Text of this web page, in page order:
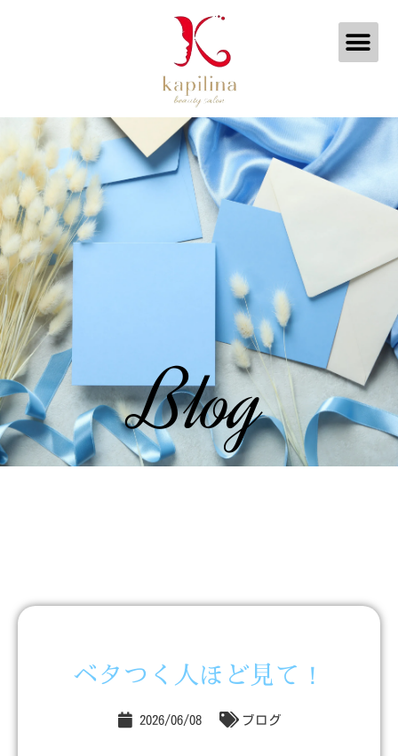
メ
ニ
ュ
Blog
ベタつく人ほど見て！
2026/06/08 ブログ